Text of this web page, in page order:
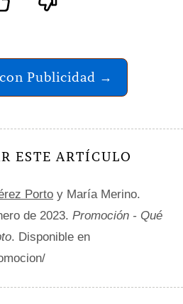
Publicidad →
ESTE ARTÍCULO
Porto y María Merino.
de 2023. Promoción - Qué
. Disponible en